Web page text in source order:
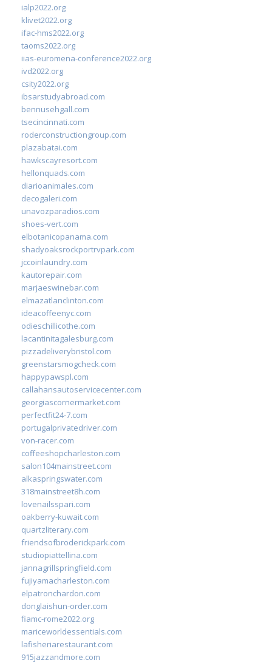
ialp2022.org
klivet2022.org
ifac-hms2022.org
taoms2022.org
iias-euromena-conference2022.org
ivd2022.org
csity2022.org
ibsarstudyabroad.com
bennusehgall.com
tsecincinnati.com
roderconstructiongroup.com
plazabatai.com
hawkscayresort.com
hellonquads.com
diarioanimales.com
decogaleri.com
unavozparadios.com
shoes-vert.com
elbotanicopanama.com
shadyoaksrockportrvpark.com
jccoinlaundry.com
kautorepair.com
marjaeswinebar.com
elmazatlanclinton.com
ideacoffeenyc.com
odieschillicothe.com
lacantinitagalesburg.com
pizzadeliverybristol.com
greenstarsmogcheck.com
happypawspl.com
callahansautoservicecenter.com
georgiascornermarket.com
perfectfit24-7.com
portugalprivatedriver.com
von-racer.com
coffeeshopcharleston.com
salon104mainstreet.com
alkaspringswater.com
318mainstreet8h.com
lovenailsspari.com
oakberry-kuwait.com
quartzliterary.com
friendsofbroderickpark.com
studiopiattellina.com
jannagrillspringfield.com
fujiyamacharleston.com
elpatronchardon.com
donglaishun-order.com
fiamc-rome2022.org
mariceworldessentials.com
lafisheriarestaurant.com
915jazzandmore.com